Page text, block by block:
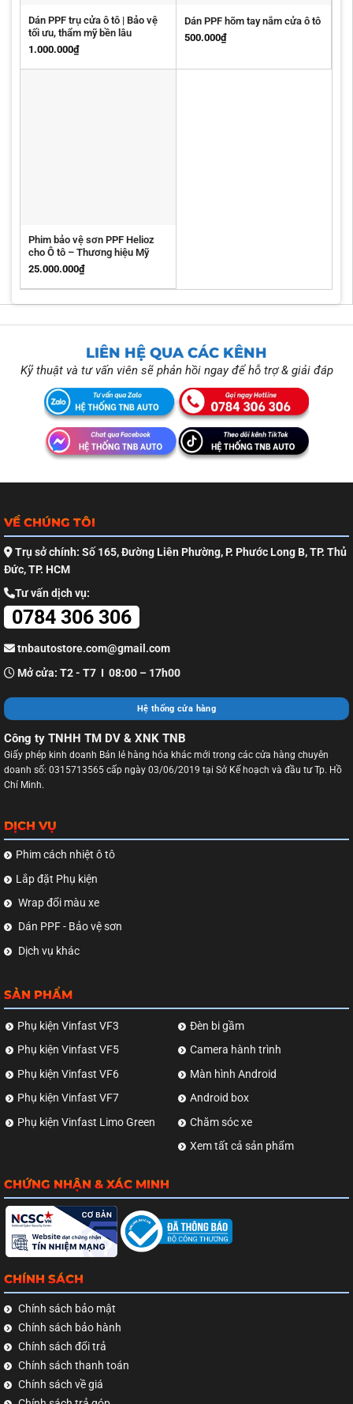
Dán PPF trụ cửa ô tô | Bảo vệ
tối ưu, thẩm mỹ bền lâu
1.000.000₫
Dán PPF hõm tay nắm cửa ô tô
500.000₫
Phim bảo vệ sơn PPF Helioz
cho Ô tô – Thương hiệu Mỹ
25.000.000₫
LIÊN HỆ QUA CÁC KÊNH
Kỹ thuật và tư vấn viên sẽ phản hồi ngay để hỗ trợ & giải đáp
VỀ CHÚNG TÔI
Trụ sở chính: Số 165, Đường Liên Phường, P. Phước Long B, TP. Thủ
Đức, TP. HCM
Tư vấn dịch vụ:
0784 306 306
tnbautostore.com@gmail.com
Mở cửa: T2 - T7 I 08:00 – 17h00
Hệ thống cửa hàng
Công ty TNHH TM DV & XNK TNB
Giấy phép kinh doanh Bán lẻ hàng hóa khác mới trong các cửa hàng chuyên
doanh số: 0315713565 cấp ngày 03/06/2019 tại Sở Kế hoạch và đầu tư Tp. Hồ
Chí Minh.
DỊCH VỤ
Phim cách nhiệt ô tô
Lắp đặt Phụ kiện
Wrap đổi màu xe
Dán PPF - Bảo vệ sơn
Dịch vụ khác
SẢN PHẨM
Phụ kiện Vinfast VF3
Phụ kiện Vinfast VF5
Phụ kiện Vinfast VF6
Phụ kiện Vinfast VF7
Phụ kiện Vinfast Limo Green
Đèn bi gầm
Camera hành trình
Màn hình Android
Android box
Chăm sóc xe
Xem tất cả sản phẩm
CHỨNG NHẬN & XÁC MINH
CHÍNH SÁCH
Chính sách bảo mật
Chính sách bảo hành
Chính sách đổi trả
Chính sách thanh toán
Chính sách về giá